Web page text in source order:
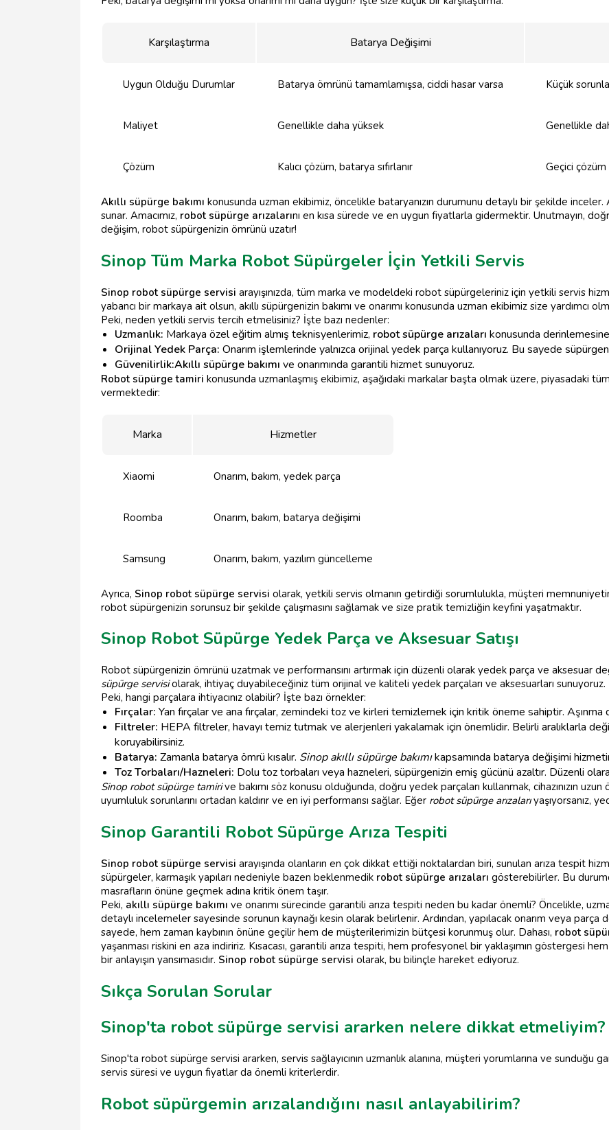
Karşılaştırma Batarya Değişimi
Uygun Olduğu Durumlar Batarya ömrünü tamamlamışsa, ciddi hasar varsa Küçük
Maliyet Genellikle daha yüksek Genellikle
Çözüm Kalıcı çözüm, batarya sıfırlanır Geçici
Akıllı süpürge bakımı konusunda uzman ekibimiz, öncelikle bataryanızın durumunu detaylı bir şekilde
sunar. Amacımız, robot süpürge arızalarını en kısa sürede ve en uygun fiyatlarla gidermektir. Unutmayın,
değişim, robot süpürgenizin ömrünü uzatır!
Sinop Tüm Marka Robot Süpürgeler İçin Yetkili Servis
Sinop robot süpürge servisi arayışınızda, tüm marka ve modeldeki robot süpürgeleriniz için yetkili servis
yabancı bir markaya ait olsun, akıllı süpürgenizin bakımı ve onarımı konusunda uzman ekibimiz size yardımcı
Peki, neden yetkili servis tercih etmelisiniz? İşte bazı nedenler:
Uzmanlık: Markaya özel eğitim almış teknisyenlerimiz, robot süpürge arızaları konusunda
Orijinal Yedek Parça: Onarım işlemlerinde yalnızca orijinal yedek parça kullanıyoruz. Bu sayede
Güvenilirlik:Akıllı süpürge bakımı ve onarımında garantili hizmet sunuyoruz.
Robot süpürge tamiri konusunda uzmanlaşmış ekibimiz, aşağıdaki markalar başta olmak üzere, piyasadaki
vermektedir:
Marka Hizmetler
Xiaomi Onarım, bakım, yedek parça
Roomba Onarım, bakım, batarya değişimi
Samsung Onarım, bakım, yazılım güncelleme
Ayrıca, Sinop robot süpürge servisi olarak, yetkili servis olmanın getirdiği sorumlulukla, müşteri
robot süpürgenizin sorunsuz bir şekilde çalışmasını sağlamak ve size pratik temizliğin keyfini yaşatmaktır.
Sinop Robot Süpürge Yedek Parça ve Aksesuar Satışı
Robot süpürgenizin ömrünü uzatmak ve performansını artırmak için düzenli olarak yedek parça ve aksesuar
süpürge servisiolarak, ihtiyaç duyabileceğiniz tüm orijinal ve kaliteli yedek parçaları ve aksesuarları sunuyoruz.
Peki, hangi parçalara ihtiyacınız olabilir? İşte bazı örnekler:
Fırçalar: Yan fırçalar ve ana fırçalar, zemindeki toz ve kirleri temizlemek için kritik öneme sahiptir.
Filtreler: HEPA filtreler, havayı temiz tutmak ve alerjenleri yakalamak için önemlidir. Belirli aralıklarla
koruyabilirsiniz.
Batarya: Zamanla batarya ömrü kısalır. Sinop akıllı süpürge bakımıkapsamında batarya değişimi
Toz Torbaları/Hazneleri: Dolu toz torbaları veya hazneleri, süpürgenizin emiş gücünü azaltır. Düzenli
Sinop robot süpürge tamirive bakımı söz konusu olduğunda, doğru yedek parçaları kullanmak, cihazınızın
uyumluluk sorunlarını ortadan kaldırır ve en iyi performansı sağlar. Eğer robot süpürge arızalarıyaşıyorsanız,
Sinop Garantili Robot Süpürge Arıza Tespiti
Sinop robot süpürge servisi arayışında olanların en çok dikkat ettiği noktalardan biri, sunulan arıza tespit
süpürgeler, karmaşık yapıları nedeniyle bazen beklenmedik robot süpürge arızaları gösterebilirler. Bu
masrafların önüne geçmek adına kritik önem taşır.
Peki, akıllı süpürge bakımı ve onarımı sürecinde garantili arıza tespiti neden bu kadar önemli? Öncelikle,
detaylı incelemeler sayesinde sorunun kaynağı kesin olarak belirlenir. Ardından, yapılacak onarım veya parça
sayede, hem zaman kaybının önüne geçilir hem de müşterilerimizin bütçesi korunmuş olur. Dahası, robot
yaşanması riskini en aza indiririz. Kısacası, garantili arıza tespiti, hem profesyonel bir yaklaşımın göstergesi
bir anlayışın yansımasıdır. Sinop robot süpürge servisi olarak, bu bilinçle hareket ediyoruz.
Sıkça Sorulan Sorular
Sinop'ta robot süpürge servisi ararken nelere dikkat etmeliyim?
Sinop'ta robot süpürge servisi ararken, servis sağlayıcının uzmanlık alanına, müşteri yorumlarına ve sunduğu
servis süresi ve uygun fiyatlar da önemli kriterlerdir.
Robot süpürgemin arızalandığını nasıl anlayabilirim?